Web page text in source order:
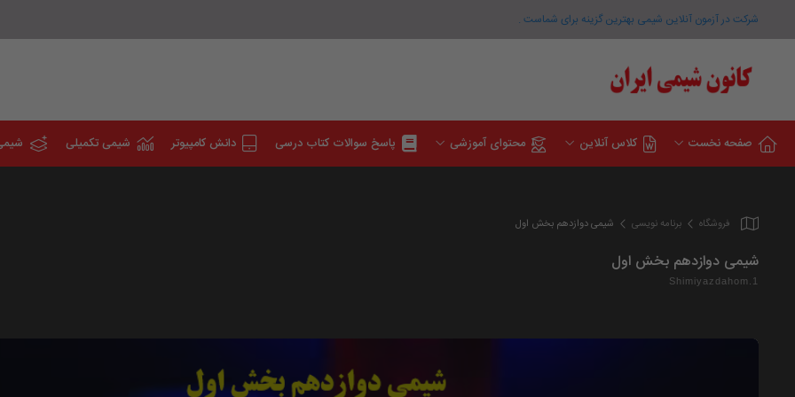
شرکت در آزمون آنلاین شیمی بهترین گزینه برای شماست .
صفحه نخست کلاس آنلاین محتوای آموزشی پاسخ سوالات کتاب درسی دانش کامپیوتر شیمی تکمیلی
فروشگاه برنامه نویسی شیمی دوازدهم بخش اول
شیمی دوازدهم بخش اول
Shimiyazdahom.1
نمایشگر